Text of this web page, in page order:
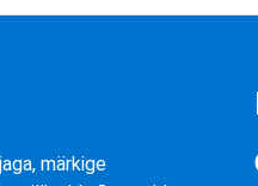
märkige